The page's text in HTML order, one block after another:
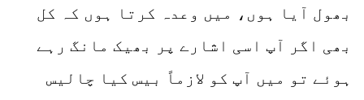
بھول آیا ہوں، میں وعدہ کرتا ہوں کہ کل
بھی اگر آپ اسی اشارے پر بھیک مانگ رہے
ہوئے تو میں آپ کو لازماً بیس کیا چالیس